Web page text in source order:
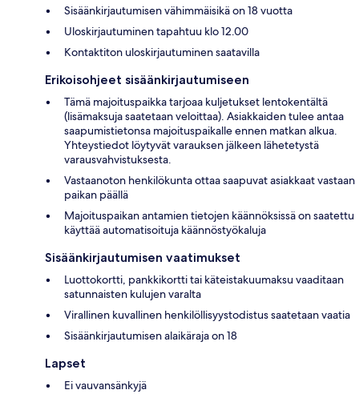
Sisäänkirjautumisen vähimmäisikä on 18 vuotta
Uloskirjautuminen tapahtuu klo 12.00
Kontaktiton uloskirjautuminen saatavilla
Erikoisohjeet sisäänkirjautumiseen
Tämä majoituspaikka tarjoaa kuljetukset lentokentältä
(lisämaksuja saatetaan veloittaa). Asiakkaiden tulee antaa
saapumistietonsa majoituspaikalle ennen matkan alkua.
Yhteystiedot löytyvät varauksen jälkeen lähetetystä
varausvahvistuksesta.
Vastaanoton henkilökunta ottaa saapuvat asiakkaat vastaan
paikan päällä
Majoituspaikan antamien tietojen käännöksissä on saatettu
käyttää automatisoituja käännöstyökaluja
Sisäänkirjautumisen vaatimukset
Luottokortti, pankkikortti tai käteistakuumaksu vaaditaan
satunnaisten kulujen varalta
Virallinen kuvallinen henkilöllisyystodistus saatetaan vaatia
Sisäänkirjautumisen alaikäraja on 18
Lapset
Ei vauvansänkyjä